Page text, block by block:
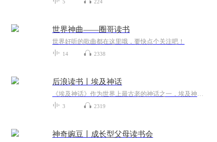
5 224
世界神曲——圈哥读书
世界好听的歌曲都在这里哦，要快点个关注吧！
14 2338
后浪读书丨埃及神话
《埃及神话》作为世界上最古老的神话之一，埃及神话体现了古埃及人怎样的原始思维和认知模式？图书简介一览古埃及神话系统专业学者写就的神话入门读物双色印刷，大量来自古埃及的雕像和壁画图片《刺客信条：起源》背景设定地的众神和传说您将收获：1.埃及...
3 2319
神奇豌豆丨成长型父母读书会